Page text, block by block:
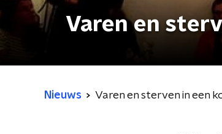
Varen en
Nieuws Varen en sterven in een